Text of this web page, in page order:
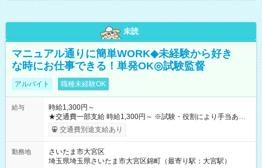
未読
マニュアル通りに簡単WORK◆未経験から好き
な時にお仕事できる！単発OK◎試験監督
アルバイト 職種未経験OK
給与
時給1,300円～
★交通費一部支給 時給1,300円～ ※試験・役割により手当あり
※勤務回数により昇給あり 【即給（前払い）オプションあ
り！】 希望される場合、勤務から1週間ほどで給与の一部を受け
例】 ・河合塾模擬試験 8:30～17:30（休憩1時間） 時給1,300円
×8時間＝日収10,400円＋交通費 ※当日の役割により時給＋100
交通費別途支給あり
勤務地
さいたま市大宮区
埼玉県埼玉県さいたま市大宮区錦町（最寄り駅：大宮駅）